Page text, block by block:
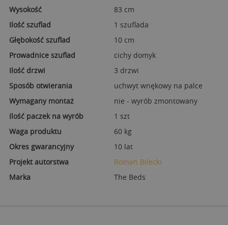
Wysokość
83 cm
Ilość szuflad
1 szuflada
Głębokość szuflad
10 cm
Prowadnice szuflad
cichy domyk
Ilość drzwi
3 drzwi
Sposób otwierania
uchwyt wnękowy na palce
Wymagany montaż
nie - wyrób zmontowany
Ilość paczek na wyrób
1 szt
Waga produktu
60 kg
Okres gwarancyjny
10 lat
Projekt autorstwa
Roman Bilecki
Marka
The Beds